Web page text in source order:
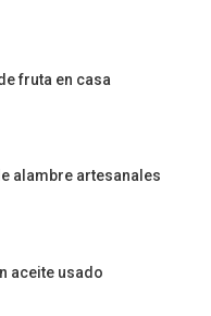
fruta en casa
alambre artesanales
aceite usado